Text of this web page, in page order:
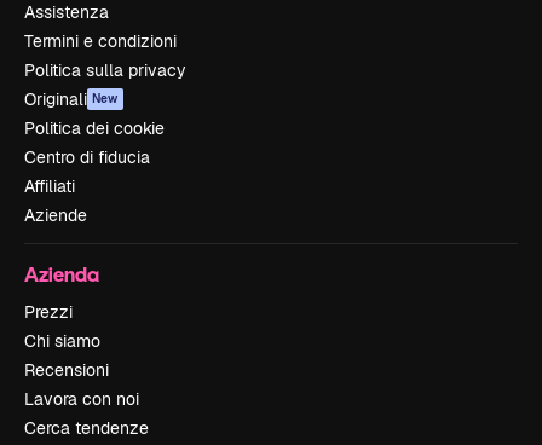
Assistenza
Termini e condizioni
Politica sulla privacy
Originali New
Politica dei cookie
Centro di fiducia
Affiliati
Aziende
Azienda
Prezzi
Chi siamo
Recensioni
Lavora con noi
Cerca tendenze